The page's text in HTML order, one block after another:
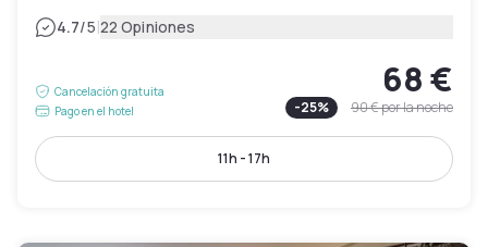
4.7/5|22 Opiniones
Cancelación gratuita
Pago en el hotel
68 €
-25% 90 €por la noche
11h - 17h